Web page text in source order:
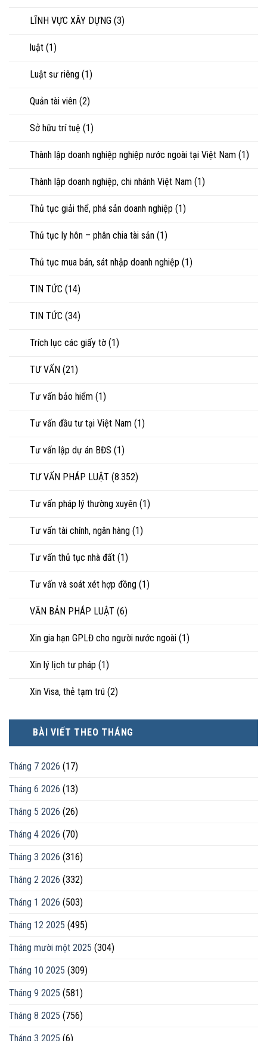
LĨNH VỰC XÂY DỰNG (3)
luật (1)
Luật sư riêng (1)
Quản tài viên (2)
Sở hữu trí tuệ (1)
Thành lập doanh nghiệp nghiệp nước ngoài tại Việt Nam (1)
Thành lập doanh nghiệp, chi nhánh Việt Nam (1)
Thủ tục giải thể, phá sản doanh nghiệp (1)
Thủ tục ly hôn – phân chia tài sản (1)
Thủ tục mua bán, sát nhập doanh nghiệp (1)
TIN TỨC (14)
TIN TỨC (34)
Trích lục các giấy tờ (1)
TƯ VẤN (21)
Tư vấn bảo hiểm (1)
Tư vấn đầu tư tại Việt Nam (1)
Tư vấn lập dự án BĐS (1)
TƯ VẤN PHÁP LUẬT (8.352)
Tư vấn pháp lý thường xuyên (1)
Tư vấn tài chính, ngân hàng (1)
Tư vấn thủ tục nhà đất (1)
Tư vấn và soát xét hợp đồng (1)
VĂN BẢN PHÁP LUẬT (6)
Xin gia hạn GPLĐ cho người nước ngoài (1)
Xin lý lịch tư pháp (1)
Xin Visa, thẻ tạm trú (2)
BÀI VIẾT THEO THÁNG
Tháng 7 2026 (17)
Tháng 6 2026 (13)
Tháng 5 2026 (26)
Tháng 4 2026 (70)
Tháng 3 2026 (316)
Tháng 2 2026 (332)
Tháng 1 2026 (503)
Tháng 12 2025 (495)
Tháng mười một 2025 (304)
Tháng 10 2025 (309)
Tháng 9 2025 (581)
Tháng 8 2025 (756)
Tháng 3 2025 (6)